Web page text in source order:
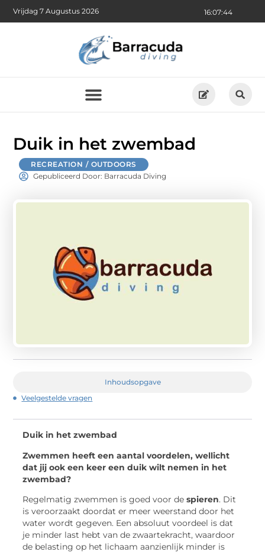
16:07:45
Vrijdag 7 Augustus 2026
Duik in het zwembad
RECREATION / OUTDOORS
Gepubliceerd Door: Barracuda Diving
Inhoudsopgave
Veelgestelde vragen
Duik in het zwembad
Zwemmen heeft een aantal voordelen, wellicht
dat jij ook een keer een duik wilt nemen in het
zwembad?
Regelmatig zwemmen is goed voor despieren. Dit
is veroorzaakt doordat er meer weerstand door het
water wordt gegeven. Een absoluut voordeel is dat
je minder last hebt van de zwaartekracht, waardoor
de belasting op het lichaam aanzienlijk minder is